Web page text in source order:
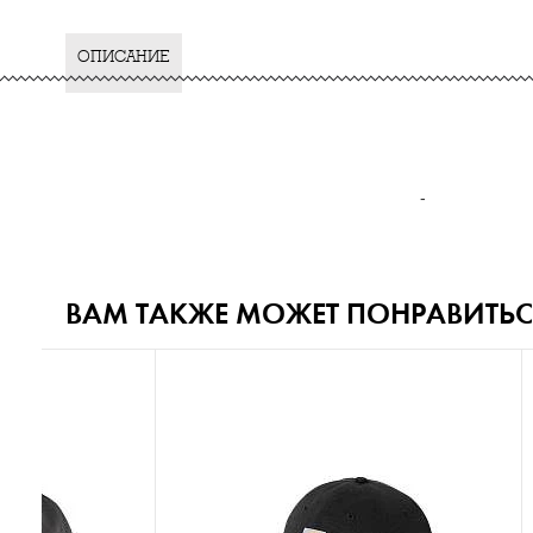
ОПИСАНИЕ
-
ВАМ ТАКЖЕ МОЖЕТ